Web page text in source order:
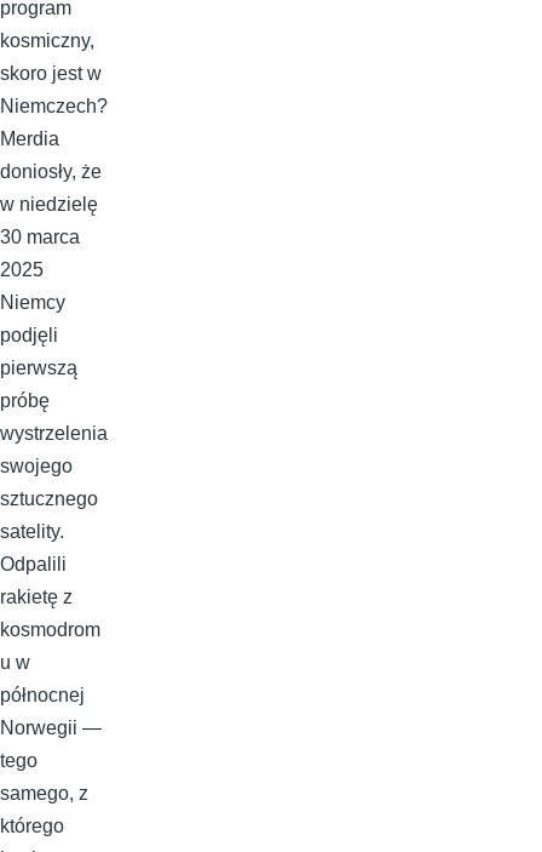
program
kosmiczny,
skoro jest w
Niemczech?
Merdia
doniosły, że
w niedzielę
30 marca
2025
Niemcy
podjęli
pierwszą
próbę
wystrzelenia
swojego
sztucznego
satelity.
Odpalili
rakietę z
kosmodrom
u w
północnej
Norwegii —
tego
samego, z
którego